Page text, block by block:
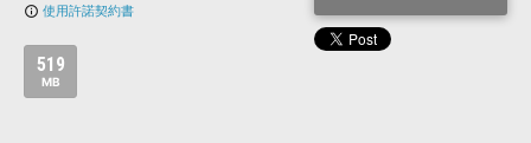
BGM »
info_outline 使用許諾契約書
519
MB